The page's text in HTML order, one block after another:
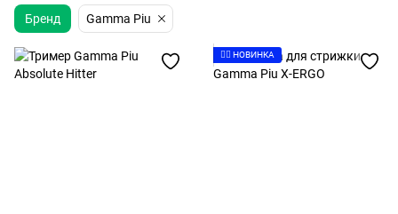
Бренд Gamma Piu
👉🏻 НОВИНКА